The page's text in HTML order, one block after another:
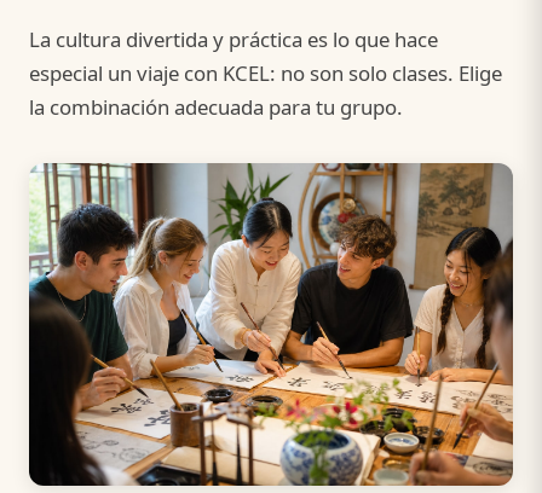
La cultura divertida y práctica es lo que hace
especial un viaje con KCEL: no son solo clases. Elige
la combinación adecuada para tu grupo.